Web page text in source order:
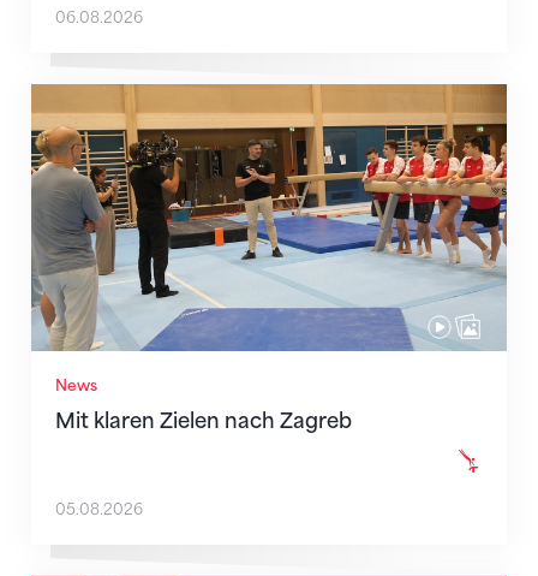
06.08.2026
News
Mit klaren Zielen nach Zagreb
Mit klaren Zielen nach Zagreb
05.08.2026